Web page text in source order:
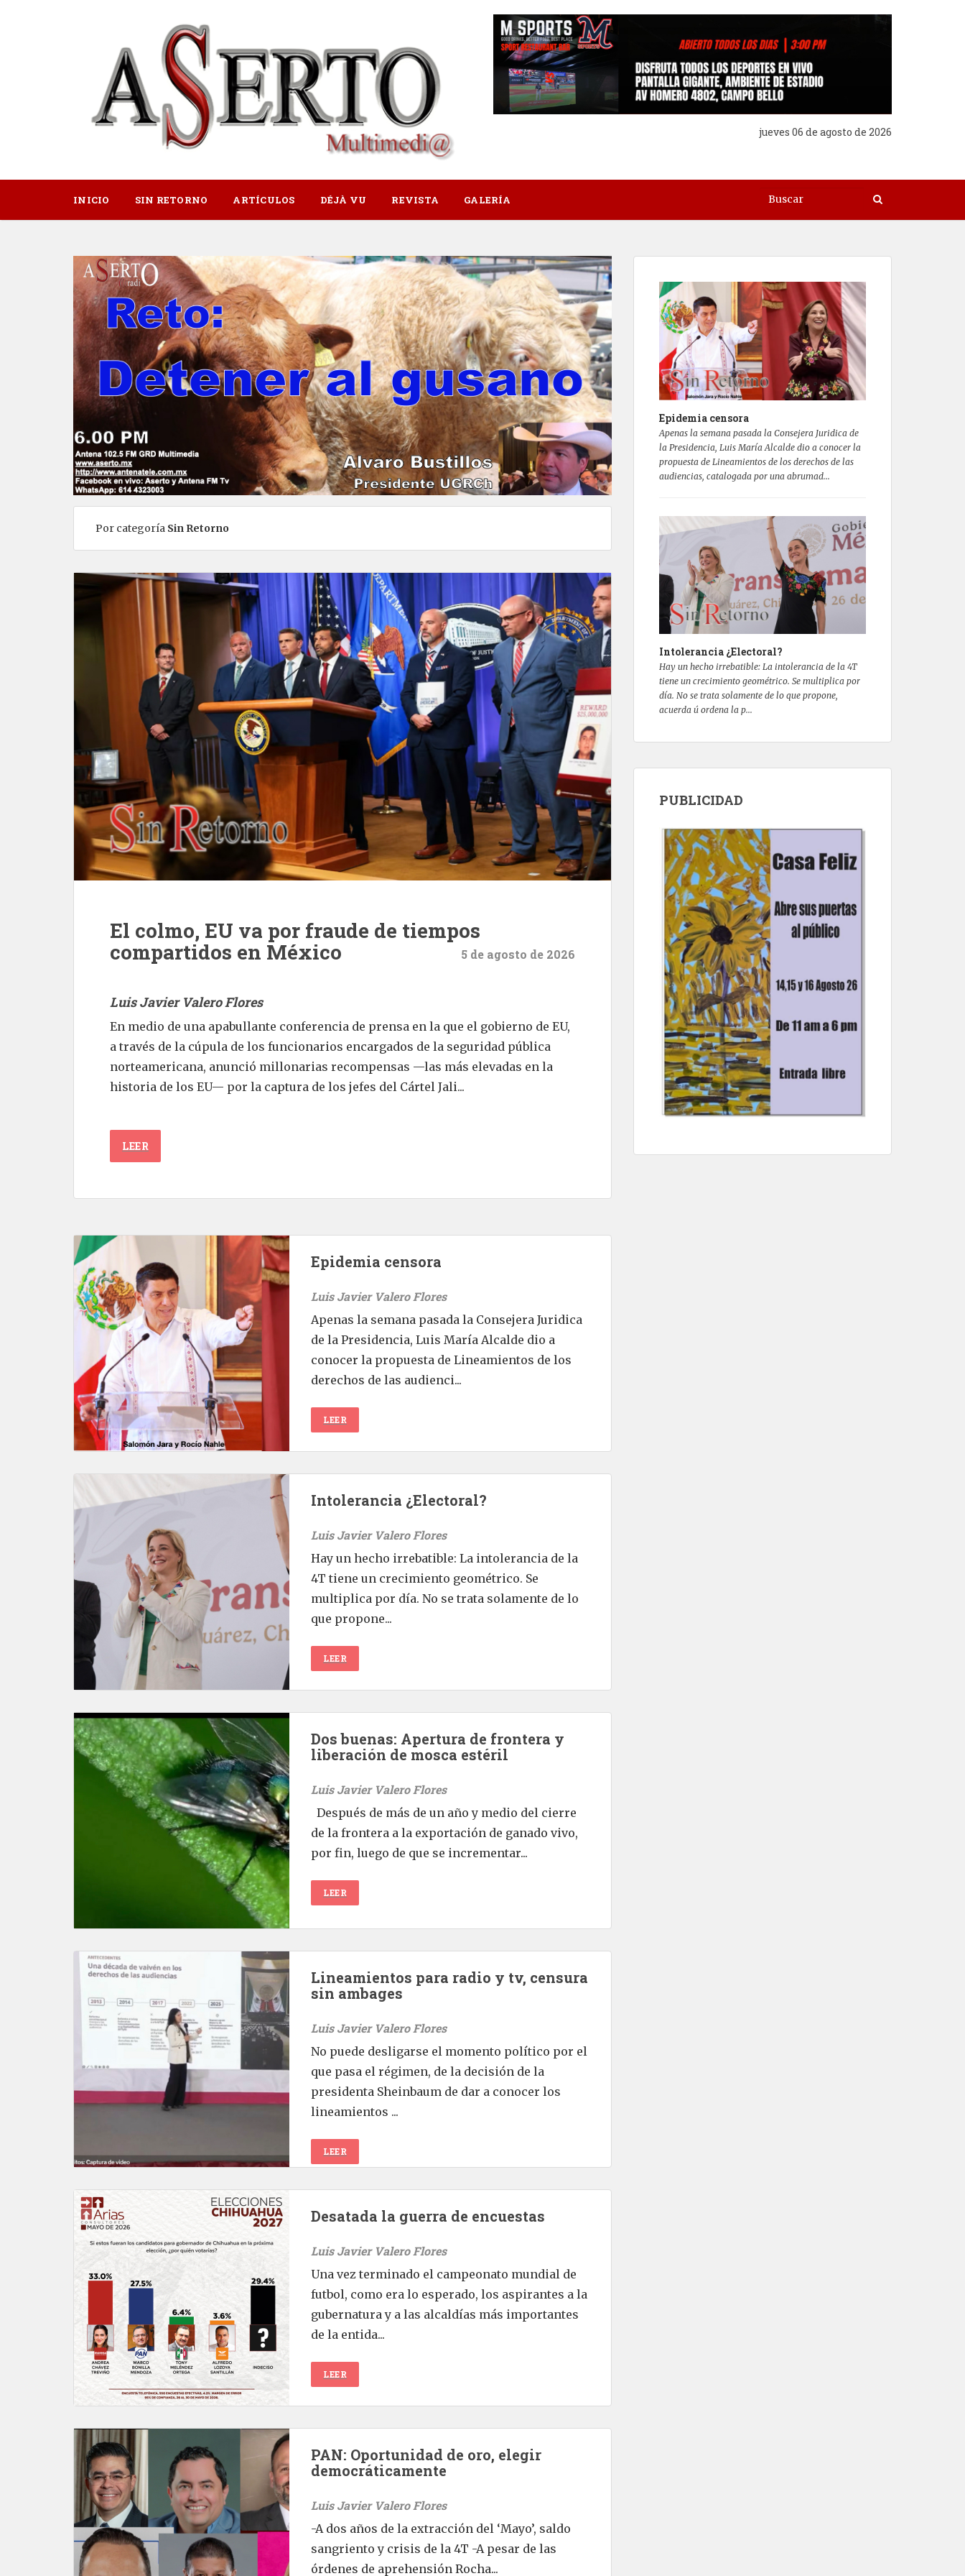
jueves 06 de agosto de 2026
INICIO SIN RETORNO ARTÍCULOS DÉJÀ VU REVISTA GALERÍA
Por categoría Sin Retorno
El colmo, EU va por fraude de tiempos
compartidos en México
5 de agosto de 2026
Luis Javier Valero Flores
En medio de una apabullante conferencia de prensa en la que el gobierno de EU,
a través de la cúpula de los funcionarios encargados de la seguridad pública
norteamericana, anunció millonarias recompensas —las más elevadas en la
historia de los EU— por la captura de los jefes del Cártel Jali...
LEER
Epidemia censora
Luis Javier Valero Flores
Apenas la semana pasada la Consejera Juridica
de la Presidencia, Luis María Alcalde dio a
conocer la propuesta de Lineamientos de los
derechos de las audienci...
LEER
Intolerancia ¿Electoral?
Luis Javier Valero Flores
Hay un hecho irrebatible: La intolerancia de la
4T tiene un crecimiento geométrico. Se
multiplica por día. No se trata solamente de lo
que propone...
LEER
Dos buenas: Apertura de frontera y
liberación de mosca estéril
Luis Javier Valero Flores
Después de más de un año y medio del cierre
de la frontera a la exportación de ganado vivo,
por fin, luego de que se incrementar...
LEER
Lineamientos para radio y tv, censura
sin ambages
Luis Javier Valero Flores
No puede desligarse el momento político por el
que pasa el régimen, de la decisión de la
presidenta Sheinbaum de dar a conocer los
lineamientos ...
LEER
Desatada la guerra de encuestas
Luis Javier Valero Flores
Una vez terminado el campeonato mundial de
futbol, como era lo esperado, los aspirantes a la
gubernatura y a las alcaldías más importantes
de la entida...
LEER
PAN: Oportunidad de oro, elegir
democráticamente
Luis Javier Valero Flores
-A dos años de la extracción del ‘Mayo’, saldo
sangriento y crisis de la 4T -A pesar de las
órdenes de aprehensión Rocha...
Epidemia censora
Apenas la semana pasada la Consejera Juridica de
la Presidencia, Luis María Alcalde dio a conocer la
propuesta de Lineamientos de los derechos de las
audiencias, catalogada por una abrumad...
Intolerancia ¿Electoral?
Hay un hecho irrebatible: La intolerancia de la 4T
tiene un crecimiento geométrico. Se multiplica por
día. No se trata solamente de lo que propone,
acuerda ú ordena la p...
PUBLICIDAD